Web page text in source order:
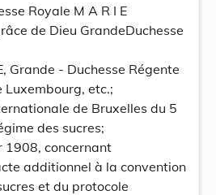
Royale M A R I E
de Dieu GrandeDuchesse
Grande - Duchesse Régente
etc.;
de Bruxelles du 5
des sucres;
1908, concernant
additionnel à la convention
et du protocole